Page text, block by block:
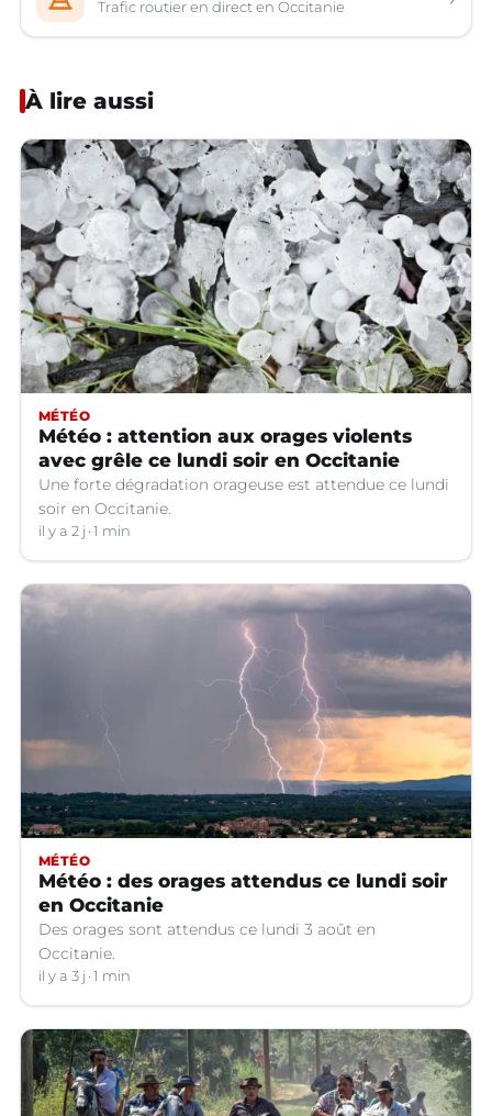
Trafic routier en direct en Occitanie
À lire aussi
MÉTÉO
Météo : attention aux orages violents
avec grêle ce lundi soir en Occitanie
Une forte dégradation orageuse est attendue ce lundi
soir en Occitanie.
il y a 2 j 1 min
MÉTÉO
Météo : des orages attendus ce lundi soir
en Occitanie
Des orages sont attendus ce lundi 3 août en
Occitanie.
il y a 3 j 1 min